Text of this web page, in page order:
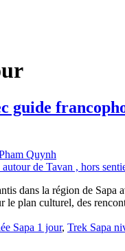
guide
Quynh
dans la région de
plan culturel, des
Sapa 1 jour, Trek Sapa